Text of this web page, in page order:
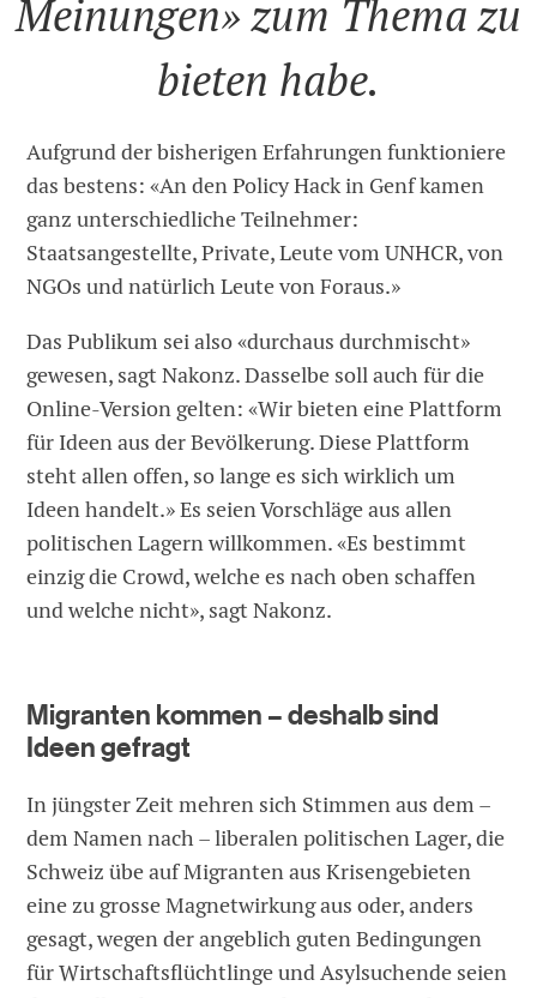
Meinungen» zum Thema zu
bieten habe.
Aufgrund der bisherigen Erfahrungen funktioniere
das bestens: «An den Policy Hack in Genf kamen
ganz unterschiedliche Teilnehmer:
Staatsangestellte, Private, Leute vom UNHCR, von
NGOs und natürlich Leute von Foraus.»
Das Publikum sei also «durchaus durchmischt»
gewesen, sagt Nakonz. Dasselbe soll auch für die
Online-Version gelten: «Wir bieten eine Plattform
für Ideen aus der Bevölkerung. Diese Plattform
steht allen offen, so lange es sich wirklich um
Ideen handelt.» Es seien Vorschläge aus allen
politischen Lagern willkommen. «Es bestimmt
einzig die Crowd, welche es nach oben schaffen
und welche nicht», sagt Nakonz.
Migranten kommen – deshalb sind
Ideen gefragt
In jüngster Zeit mehren sich Stimmen aus dem –
dem Namen nach – liberalen politischen Lager, die
Schweiz übe auf Migranten aus Krisengebieten
eine zu grosse Magnetwirkung aus oder, anders
gesagt, wegen der angeblich guten Bedingungen
für Wirtschaftsflüchtlinge und Asylsuchende seien